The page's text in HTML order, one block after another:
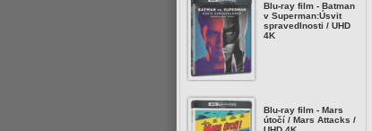
Blu-ray film - Batman
v Superman:Úsvit
spravedlnosti / UHD
4K
Blu-ray film - Mars
útočí / Mars Attacks /